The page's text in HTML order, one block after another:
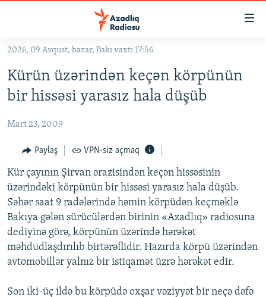
Əsas
qayıt
Əsas
qayıt
KORRUPSIOMETR
#ƏSLINDƏ
FƏRQƏ BAX
QANUNI DOĞRU
ARAŞDIRMA
MULTIMEDIA
VIDEO
FOTOQALEREYA
RADIO ARXIV
OXU ZALI
HAQQIMIZDA
BIZI IZLƏ
2026, 09 Avqust, bazar, Bakı vaxtı 17:56
Kürün üzərindən keçən körpünün
bir hissəsi yarasız hala düşüb
Mart 23, 2009
Paylaş VPN-siz açmaq
Kür çayının Şirvan ərazisindən keçən hissəsinin
üzərindəki körpünün bir hissəsi yarasız hala düşüb.
Səhər saat 9 radələrində həmin körpüdən keçməklə
Bakıya gələn sürücülərdən birinin «Azadlıq» radiosuna
dediyinə görə, körpünün üzərində hərəkət
məhdudlaşdırılıb birtərəflidir. Hazırda körpü üzərindən
avtomobillər yalnız bir istiqamət üzrə hərəkət edir.
Son iki-üç ildə bu körpüdə oxşar vəziyyət bir neçə dəfə